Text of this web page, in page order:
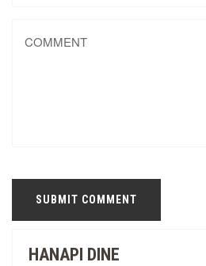
HANAPI DINE